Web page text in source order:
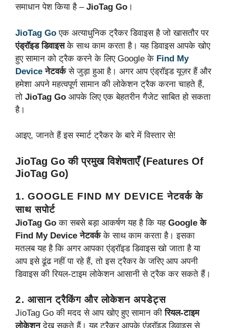
समाधान पेश किया है – JioTag Go ।
JioTag Go एक अत्याधुनिक ट्रैकर डिवाइस है जो खासतौर पर
एंड्रॉइड डिवाइसके साथ काम करता है। यह डिवाइस आपके खोए
हुए सामान को ट्रैक करने के लिए Google के Find My
Device नेटवर्कसे जुड़ा हुआ है। अगर आप एंड्रॉइड यूज़र हैं और
हमेशा अपने महत्वपूर्ण सामान की लोकेशन ट्रैक करना चाहते हैं,
तो JioTag Go आपके लिए एक बेहतरीन गैजेट साबित हो सकता
है।
आइए, जानते हैं इस स्मार्ट ट्रैकर के बारे में विस्तार से!
JioTag Go की प्रमुख विशेषताएँ (Features Of
JioTag Go)
1. GOOGLE FIND MY DEVICE नेटवर्क के
साथ सपोर्ट
JioTag Go का सबसे बड़ा आकर्षण यह है कि यह Google के
Find My Device नेटवर्कके साथ काम करता है। इसका
मतलब यह है कि अगर आपका एंड्रॉइड डिवाइस खो जाता है या
आप इसे ढूंढ नहीं पा रहे हैं, तो इस ट्रैकर के जरिए आप अपनी
डिवाइस की रियल-टाइम लोकेशन आसानी से ट्रैक कर सकते हैं।
2. आसान ट्रैकिंग और लोकेशन अपडेट्स
JioTag Go की मदद से आप खोए हुए सामान कीरियल-टाइम
लोकेशनदेख सकते हैं। यह ट्रैकर आपके एंड्रॉइड डिवाइस से